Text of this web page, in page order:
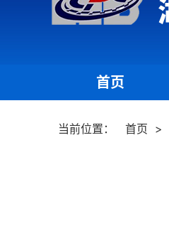
首页
当前位置： 首页 >